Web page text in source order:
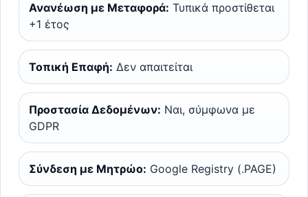
Ανανέωση με Μεταφορά: Τυπικά προστίθεται
+1 έτος
Τοπική Επαφή: Δεν απαιτείται
Προστασία Δεδομένων: Ναι, σύμφωνα με
GDPR
Σύνδεση με Μητρώο: Google Registry (.PAGE)